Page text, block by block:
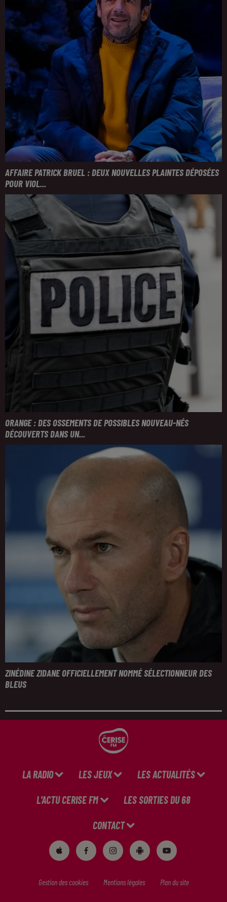
AFFAIRE PATRICK BRUEL : DEUX NOUVELLES PLAINTES DÉPOSÉES
POUR VIOL...
ORANGE : DES OSSEMENTS DE POSSIBLES NOUVEAU-NÉS
DÉCOUVERTS DANS UN...
ZINÉDINE ZIDANE OFFICIELLEMENT NOMMÉ SÉLECTIONNEUR DES
BLEUS
LA RADIO LES JEUX LES ACTUALITÉS
L'ACTU CERISE FM LES SORTIES DU 68
CONTACT
Gestion des cookies Mentions légales Plan du site